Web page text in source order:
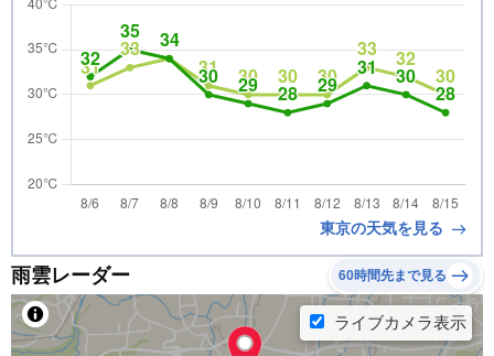
東京の天気を見る
雨雲レーダー 60時間先まで見る